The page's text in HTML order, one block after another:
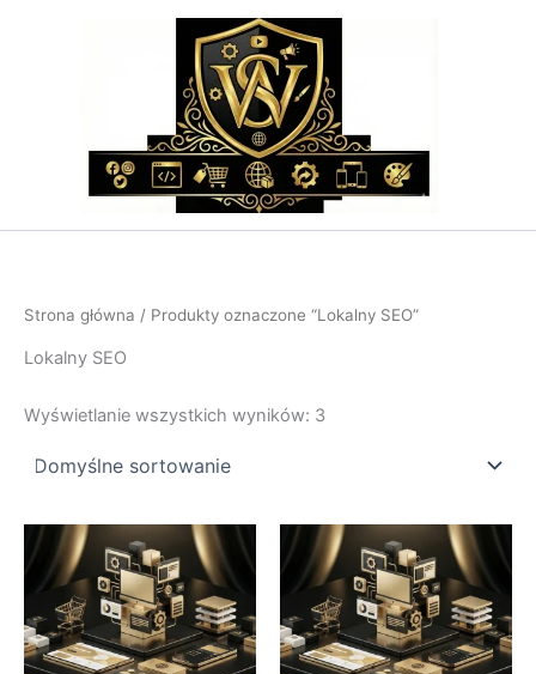
Strona główna / Produkty oznaczone “Lokalny SEO”
Lokalny SEO
Wyświetlanie wszystkich wyników: 3